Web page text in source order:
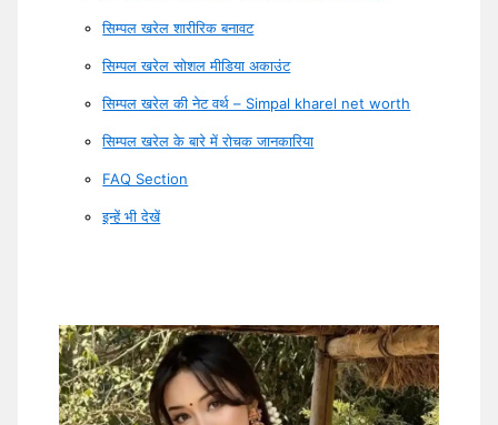
सिम्पल खरेल शारीरिक बनावट
सिम्पल खरेल सोशल मीडिया अकाउंट
सिम्पल खरेल की नेट वर्थ – Simpal kharel net worth
सिम्पल खरेल के बारे में रोचक जानकारिया
FAQ Section
इन्हें भी देखें